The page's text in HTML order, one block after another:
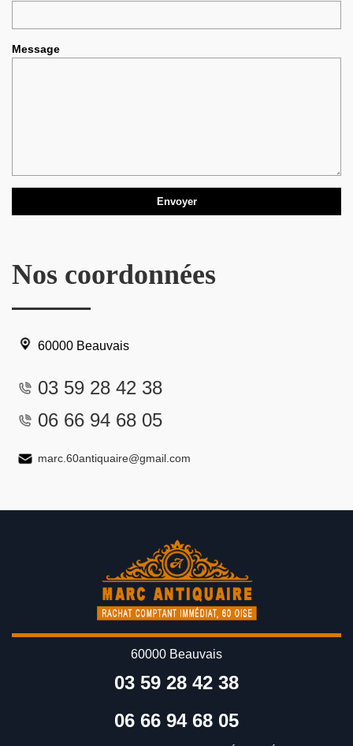
Message
Nos coordonnées
60000 Beauvais
03 59 28 42 38
06 66 94 68 05
marc.60antiquaire@gmail.com
60000 Beauvais
03 59 28 42 38
06 66 94 68 05